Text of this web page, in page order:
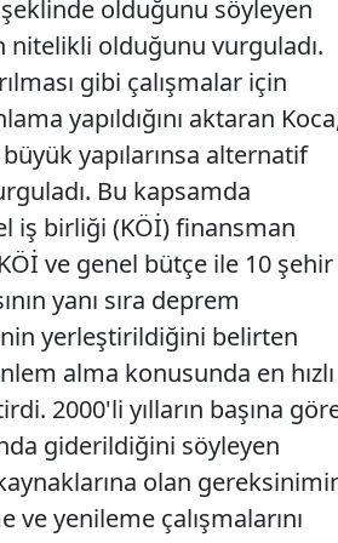
olduğunu söyleyen
nitelikli olduğunu vurguladı.
gibi çalışmalar için
yapıldığını aktaran
yapılarınsa alternatif
Bu kapsamda
iş birliği (KÖİ) finansman
ve genel bütçe ile 10 şehir
yanı sıra deprem
yerleştirildiğini belirten
alma konusunda en hızlı
2000'li yılların başına
giderildiğini söyleyen
olan
ve yenileme çalışmalarını